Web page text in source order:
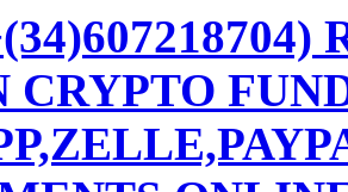
CRYPTO